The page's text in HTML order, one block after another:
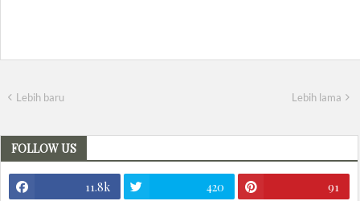
Lebih baru Lebih lama
FOLLOW US
11.8k 420 91